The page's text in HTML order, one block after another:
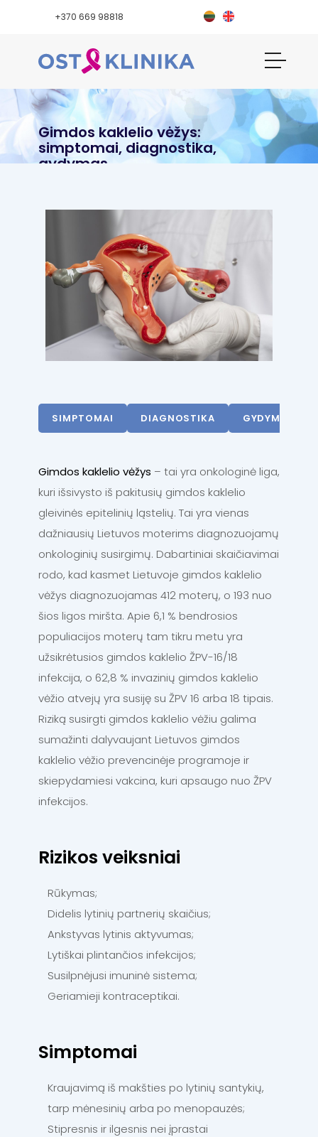
+370 669 98818
Gimdos kaklelio vėžys:
simptomai, diagnostika,
gydymas
SIMPTOMAI DIAGNOSTIKA GYDYMAS
Gimdos kaklelio vėžys – tai yra onkologinė liga,
kuri išsivysto iš pakitusių gimdos kaklelio
gleivinės epitelinių ląstelių. Tai yra vienas
dažniausių Lietuvos moterims diagnozuojamų
onkologinių susirgimų. Dabartiniai skaičiavimai
rodo, kad kasmet Lietuvoje gimdos kaklelio
vėžys diagnozuojamas 412 moterų, o 193 nuo
šios ligos miršta. Apie 6,1 % bendrosios
populiacijos moterų tam tikru metu yra
užsikrėtusios gimdos kaklelio ŽPV-16/18
infekcija, o 62,8 % invazinių gimdos kaklelio
vėžio atvejų yra susiję su ŽPV 16 arba 18 tipais.
Riziką susirgti gimdos kaklelio vėžiu galima
sumažinti dalyvaujant Lietuvos gimdos
kaklelio vėžio prevencinėje programoje ir
skiepydamiesi vakcina, kuri apsaugo nuo ŽPV
infekcijos.
Rizikos veiksniai
Rūkymas;
Didelis lytinių partnerių skaičius;
Ankstyvas lytinis aktyvumas;
Lytiškai plintančios infekcijos;
Susilpnėjusi imuninė sistema;
Geriamieji kontraceptikai.
Simptomai
Kraujavimą iš makšties po lytinių santykių,
tarp mėnesinių arba po menopauzės;
Stipresnis ir ilgesnis nei įprastai